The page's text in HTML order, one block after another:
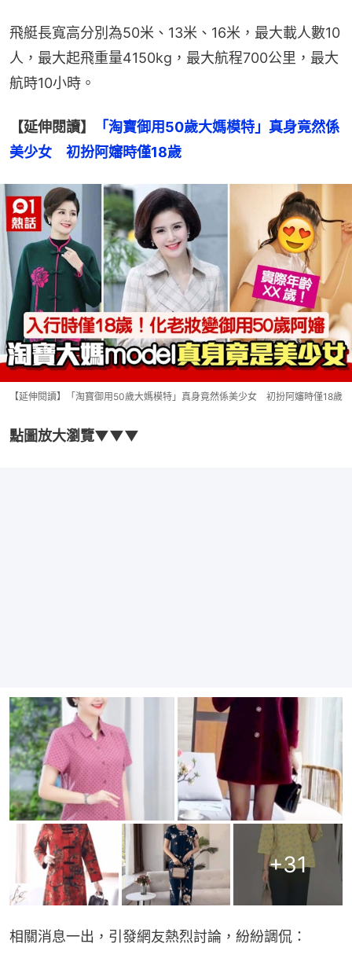
飛艇長寬高分別為50米、13米、16米，最大載人數10
人，最大起飛重量4150kg，最大航程700公里，最大
航時10小時。
【延伸閱讀】
「淘寶御用50歲大媽模特」真身竟然係
美少女　初扮阿嬸時僅18歲
【延伸閱讀】「淘寶御用50歲大媽模特」真身竟然係美少女 初扮阿嬸時僅18歲
點圖放大瀏覽▼▼▼
+31
相關消息一出，引發網友熱烈討論，紛紛調侃：